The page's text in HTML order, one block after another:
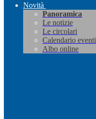
Novità
Panoramica
Le notizie
Le circolari
Calendario eventi
Albo online